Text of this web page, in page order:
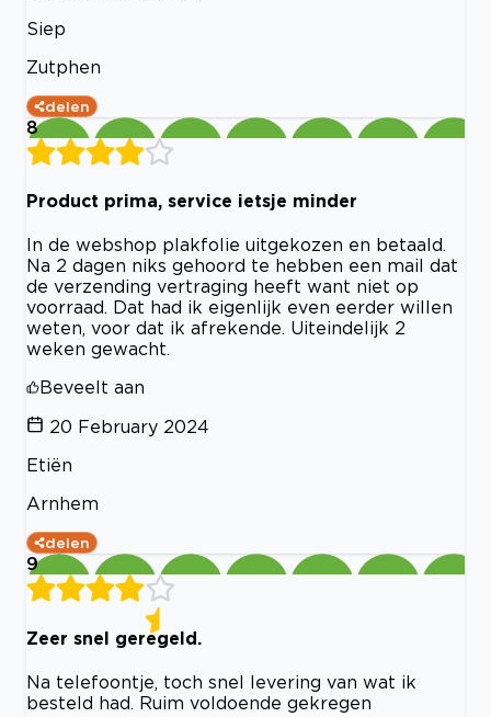
Siep
Zutphen
delen
8
Product prima, service ietsje minder
In de webshop plakfolie uitgekozen en betaald.
Na 2 dagen niks gehoord te hebben een mail dat
de verzending vertraging heeft want niet op
voorraad. Dat had ik eigenlijk even eerder willen
weten, voor dat ik afrekende. Uiteindelijk 2
weken gewacht.
Beveelt aan
20 February 2024
Etiën
Arnhem
delen
9
Zeer snel geregeld.
Na telefoontje, toch snel levering van wat ik
besteld had. Ruim voldoende gekregen